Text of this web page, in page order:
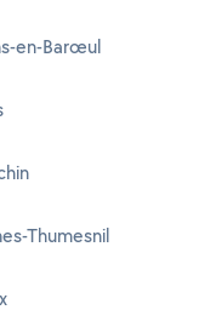
en-Barœul
Thumesnil